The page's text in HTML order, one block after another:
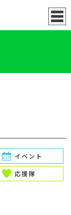
イベント
応援隊